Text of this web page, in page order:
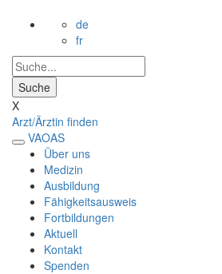
de
fr
X
Arzt/Ärztin finden
VAOAS
Über uns
Medizin
Ausbildung
Fähigkeitsausweis
Fortbildungen
Aktuell
Kontakt
Spenden